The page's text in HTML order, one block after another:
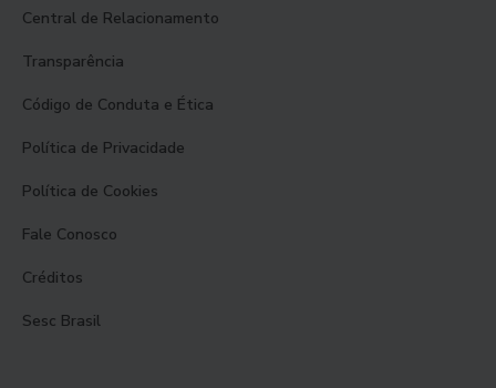
Central de Relacionamento
Transparência
Código de Conduta e Ética
Política de Privacidade
Política de Cookies
Fale Conosco
Créditos
Sesc Brasil